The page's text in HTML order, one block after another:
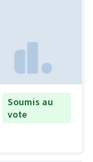
Soumis au
vote